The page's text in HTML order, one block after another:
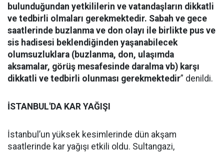
bulunduğundan yetkililerin ve vatandaşların dikkatli
ve tedbirli olmaları gerekmektedir. Sabah ve gece
saatlerinde buzlanma ve don olayı ile birlikte pus ve
sis hadisesi beklendiğinden yaşanabilecek
olumsuzluklara (buzlanma, don, ulaşımda
aksamalar, görüş mesafesinde daralma vb) karşı
dikkatli ve tedbirli olunması gerekmektedir” denildi.
İSTANBUL'DA KAR YAĞIŞI
İstanbul’un yüksek kesimlerinde dün akşam
saatlerinde kar yağışı etkili oldu. Sultangazi,